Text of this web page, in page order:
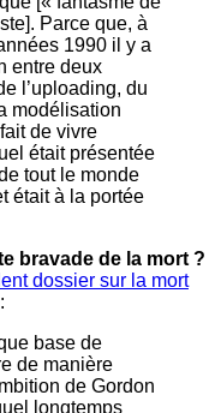
Parce que, à
1990 il y a
entre deux
l’uploading, du
modélisation
de vivre
était présentée
tout le monde
était à la portée
bravade de la mort ?
dossier sur la mort
base de
de manière
de Gordon
longtemps